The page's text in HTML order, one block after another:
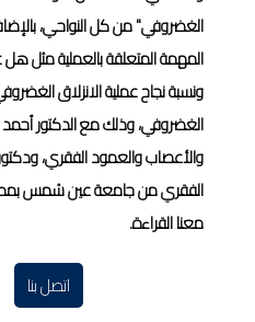
الغضروفي" من كل النواحي،
المهمة المتعلقة بالعملية مثل هل
ونسبة نجاح عملية الانزلاق
الغضروفي، وذلك مع الدكتور أحمد
والأعصاب والعمود الفقري،
الفقري من جامعة عين شمس بمصر
معنا القراءة.
اتصل بنا